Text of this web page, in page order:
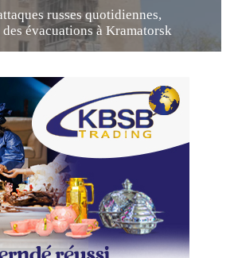
russes quotidiennes,
évacuations à Kramatorsk